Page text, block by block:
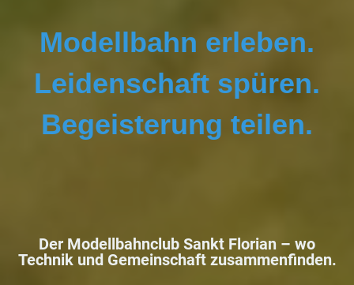
Modellbahn erleben.
Leidenschaft spüren.
Begeisterung teilen.
Der Modellbahnclub Sankt Florian – wo
Technik und Gemeinschaft zusammenfinden.